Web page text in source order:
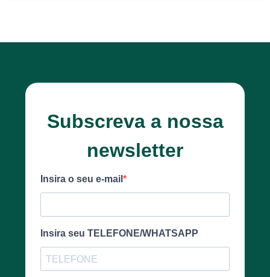
Subscreva a nossa
newsletter
Insira o seu e-mail
Insira seu TELEFONE/WHATSAPP